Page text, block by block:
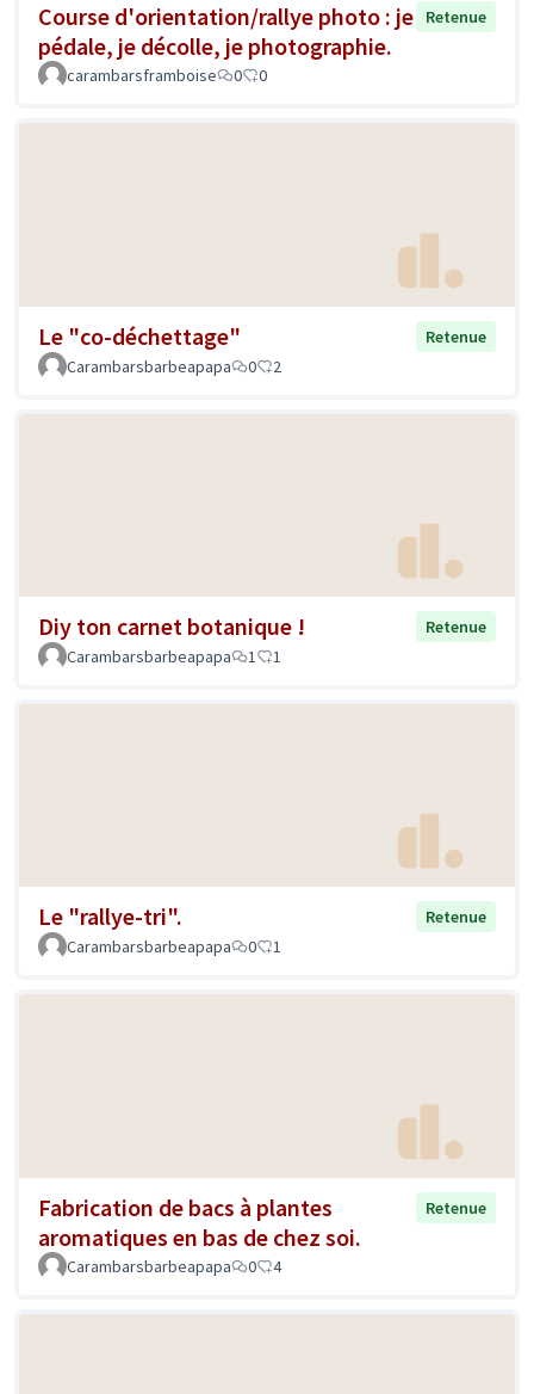
Course d'orientation/rallye photo : je
pédale, je décolle, je photographie.
Retenue
carambarsframboise 0 0
Le "co-déchettage"
Retenue
Carambarsbarbeapapa
0 2
Diy ton carnet botanique !
Retenue
Carambarsbarbeapapa
1 1
Le "rallye-tri".
Retenue
Carambarsbarbeapapa
0 1
Fabrication de bacs à plantes
aromatiques en bas de chez soi.
Retenue
Carambarsbarbeapapa 0 4